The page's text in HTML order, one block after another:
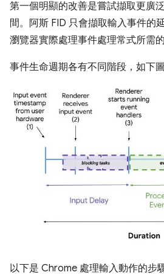
第一個明顯的改善是嘗試擷取更廣
間。阿斯 FID 只會擷取輸入事件的
瀏覽器實際處理事件處理常式所需的
事件生命週期各有不同階段，如下
以下是 Chrome 處理輸入動作的步